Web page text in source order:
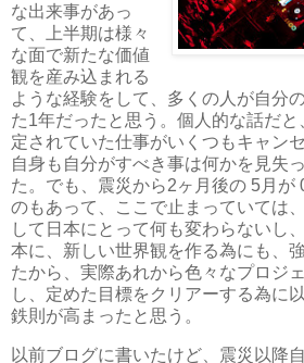
な出来事があっ
て、上半期は様々
な面で新たな価値
観を産み込まれる
ような経験をして、多くの人が自分
た1年だったと思う。個人的な話だ
定されていた仕事がいくつもキャン
自身も自分がすべき事は何かを見失
た。でも、震災から2ヶ月後の 5月が
のもあって、ここで止まっていては
して日本にとって何も変わらないし
本に、新しい世界観を作る為にも、
たから、実際あれから色々なプロジ
し、定めた目標をクリアーする為に
鉄則が高まったと思う。
以前ブログに書いたけど、震災以降